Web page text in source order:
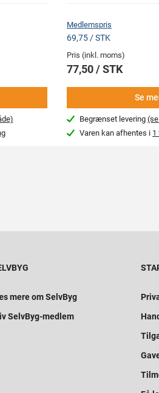
Medlemspris
69,75 / STK
Pris (inkl. moms)
77,50 / STK
Se
Begrænset levering
Varen kan afhentes i 1
mere om SelvByg
SelvByg-medlem